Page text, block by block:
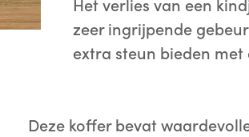
Het verlies van een
zeer ingrijpende
extra steun bieden met
Deze koffer bevat